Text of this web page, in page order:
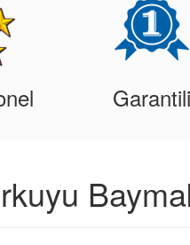
Garantili